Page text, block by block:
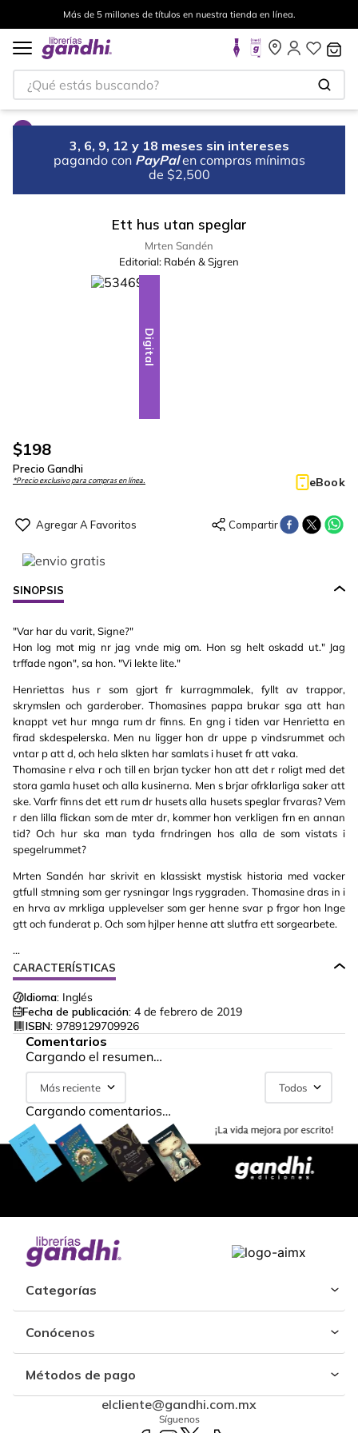
Más de 5 millones de títulos en nuestra tienda en línea.
¿Qué estás buscando?
3, 6, 9, 12 y 18 meses sin intereses
pagando con PayPal en compras mínimas
de $2,500
Ett hus utan speglar
Mrten Sandén
Editorial: Rabén & Sjgren
Digital
$198
Precio Gandhi
*Precio exclusivo para compras en línea. eBook
SINOPSIS
"Var har du varit, Signe?"
Hon log mot mig nr jag vnde mig om. Hon sg helt oskadd ut." Jag
trffade ngon", sa hon. "Vi lekte lite."
Henriettas hus r som gjort fr kurragmmalek, fyllt av trappor,
skrymslen och garderober. Thomasines pappa brukar sga att han
knappt vet hur mnga rum dr finns. En gng i tiden var Henrietta en
firad skdespelerska. Men nu ligger hon dr uppe p vindsrummet och
vntar p att d, och hela slkten har samlats i huset fr att vaka.
Thomasine r elva r och till en brjan tycker hon att det r roligt med det
stora gamla huset och alla kusinerna. Men s brjar ofrklarliga saker att
ske. Varfr finns det ett rum dr husets alla husets speglar frvaras? Vem
r den lilla flickan som de mter dr, kommer hon verkligen frn en annan
tid? Och hur ska man tyda frndringen hos alla de som vistats i
spegelrummet?
Mrten Sandén har skrivit en klassiskt mystisk historia med vacker
gtfull stmning som ger rysningar lngs ryggraden. Thomasine dras in i
en hrva av mrkliga upplevelser som ger henne svar p frgor hon lnge
gtt och funderat p. Och som hjlper henne att slutfra ett sorgearbete.
...
CARACTERÍSTICAS
Idioma: Inglés
Fecha de publicación: 4 de febrero de 2019
ISBN: 9789129709926
Comentarios
Cargando el resumen…
Más reciente Todos
Cargando comentarios…
Categorías
Conócenos
Métodos de pago
elcliente@gandhi.com.mx
Síguenos